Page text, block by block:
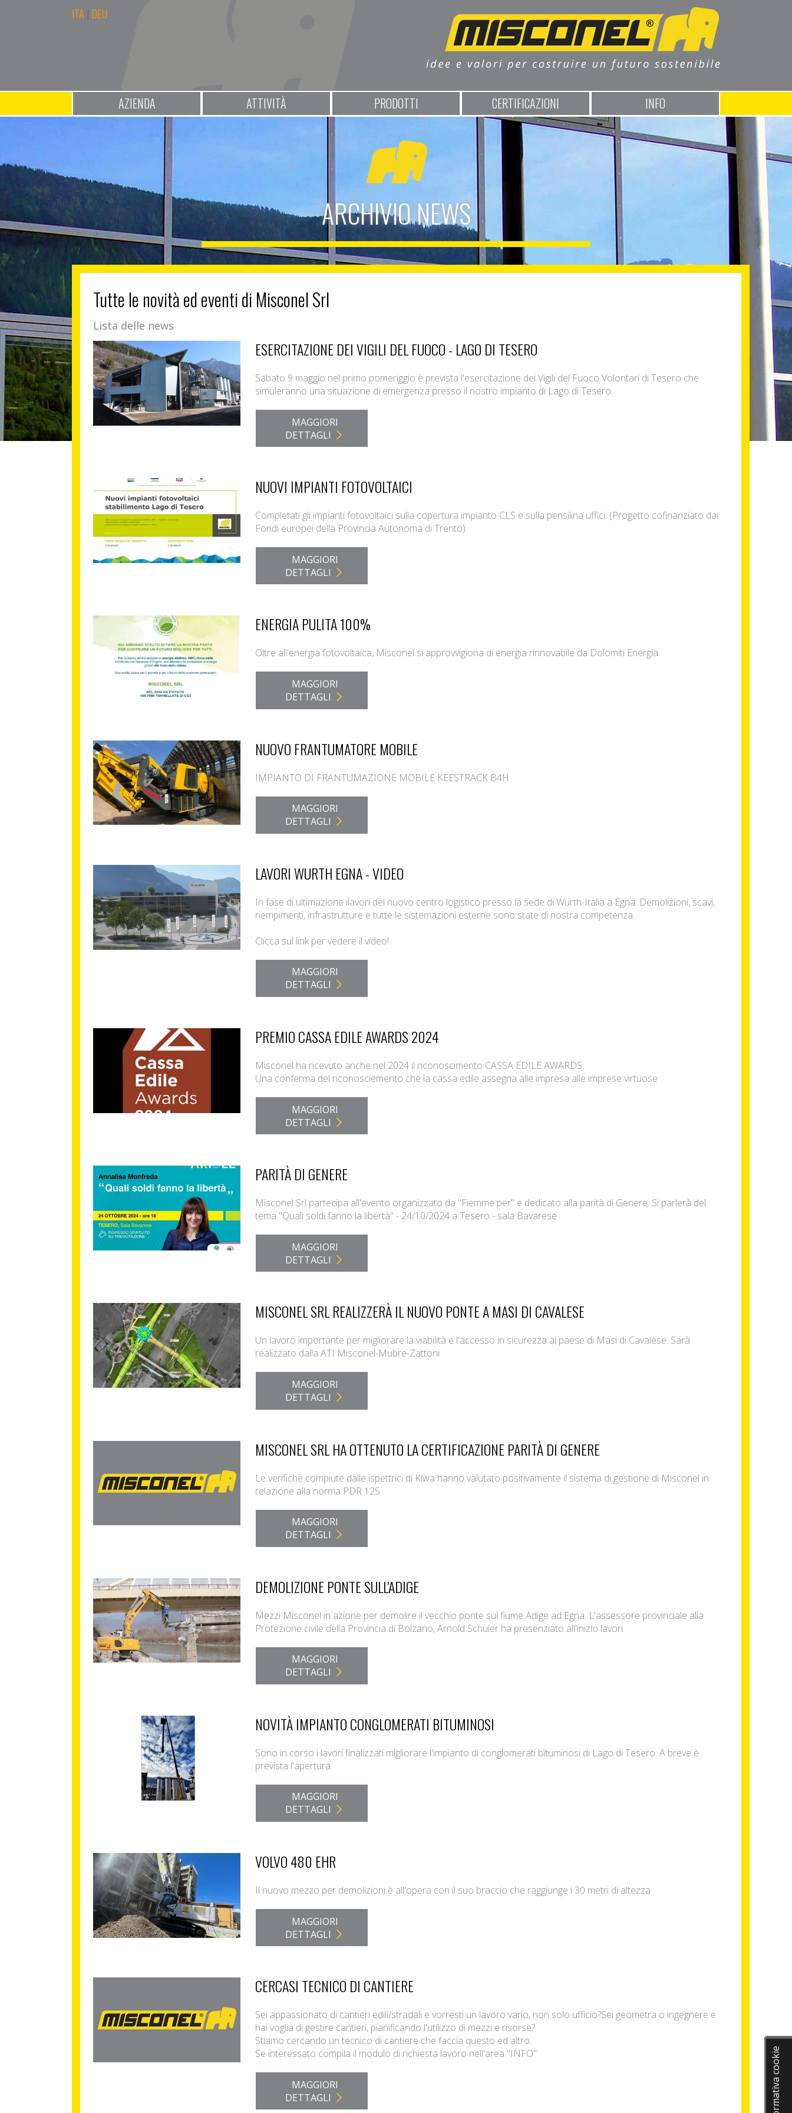
Informativa cookie
ITA | DEU
AZIENDA ATTIVITÀ PRODOTTI CERTIFICAZIONI INFO
ARCHIVIO NEWS
Tutte le novità ed eventi di Misconel Srl
Lista delle news
ESERCITAZIONE DEI VIGILI DEL FUOCO - LAGO DI TESERO
Sabato 9 maggio nel primo pomeriggio è prevista l'esercitazione dei Vigili del Fuoco Volontari di Tesero che
simuleranno una situazione di emergenza presso il nostro impianto di Lago di Tesero.
MAGGIORI
DETTAGLI
NUOVI IMPIANTI FOTOVOLTAICI
Completati gli impianti fotovoltaici sulla copertura impianto CLS e sulla pensilina uffici. (Progetto cofinanziato dai
Fondi europei della Provincia Autonoma di Trento)
MAGGIORI
DETTAGLI
ENERGIA PULITA 100%
Oltre all'energia fotovoltaica, Misconel si approvvigiona di energia rinnovabile da Dolomiti Energia
MAGGIORI
DETTAGLI
NUOVO FRANTUMATORE MOBILE
IMPIANTO DI FRANTUMAZIONE MOBILE KEESTRACK B4H
MAGGIORI
DETTAGLI
LAVORI WURTH EGNA - VIDEO
In fase di ultimazione ilavori del nuovo centro logistico presso la sede di Würth-Italia a Egna. Demolizioni, scavi,
riempimenti, infrastrutture e tutte le sistemazioni esterne sono state di nostra competenza.
Clicca sul link per vedere il video!
MAGGIORI
DETTAGLI
PREMIO CASSA EDILE AWARDS 2024
Misconel ha ricevuto anche nel 2024 il riconoscimento CASSA EDILE AWARDS.
Una conferma del riconosciemento che la cassa edile assegna alle impresa alle imprese virtuose
MAGGIORI
DETTAGLI
PARITÀ DI GENERE
Misconel Srl partecipa all'evento organizzato da "Fiemme per" e dedicato alla parità di Genere. Si parlerà del
tema "Quali soldi fanno la libertà" - 24/10/2024 a Tesero - sala Bavarese
MAGGIORI
DETTAGLI
MISCONEL SRL REALIZZERÀ IL NUOVO PONTE A MASI DI CAVALESE
Un lavoro importante per migliorare la viabilità e l'accesso in sicurezza al paese di Masi di Cavalese. Sarà
realizzato dalla ATI Misconel-Mubre-Zattoni
MAGGIORI
DETTAGLI
MISCONEL SRL HA OTTENUTO LA CERTIFICAZIONE PARITÀ DI GENERE
Le verifiche compiute dalle ispettrici di Kiwa hanno valutato positivamente il sistema di gestione di Misconel in
relazione alla norma PDR 125
MAGGIORI
DETTAGLI
DEMOLIZIONE PONTE SULL'ADIGE
Mezzi Misconel in azione per demolire il vecchio ponte sul fiume Adige ad Egna. L'assessore provinciale alla
Protezione civile della Provincia di Bolzano, Arnold Schuler ha presenziato all'inizio lavori.
MAGGIORI
DETTAGLI
NOVITÀ IMPIANTO CONGLOMERATI BITUMINOSI
Sono in corso i lavori finalizzati migliorare l'impianto di conglomerati bituminosi di Lago di Tesero. A breve è
prevista l'apertura.
MAGGIORI
DETTAGLI
VOLVO 480 EHR
Il nuovo mezzo per demolizioni è all'opera con il suo braccio che raggiunge i 30 metri di altezza
MAGGIORI
DETTAGLI
CERCASI TECNICO DI CANTIERE
Sei appassionato di cantieri edili/stradali e vorresti un lavoro vario, non solo ufficio?Sei geometra o ingegnere e
hai voglia di gestire cantieri, pianificando l'utilizzo di mezzi e risorse?
Stiamo cercando un tecnico di cantiere che faccia questo ed altro.
Se interessato compila il modulo di richiesta lavoro nell'area "INFO"
MAGGIORI
DETTAGLI